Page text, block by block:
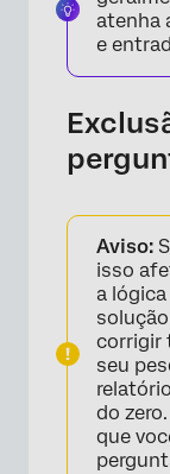
atenha
e
Aviso:
isso
a
corrigir
seu
do
que